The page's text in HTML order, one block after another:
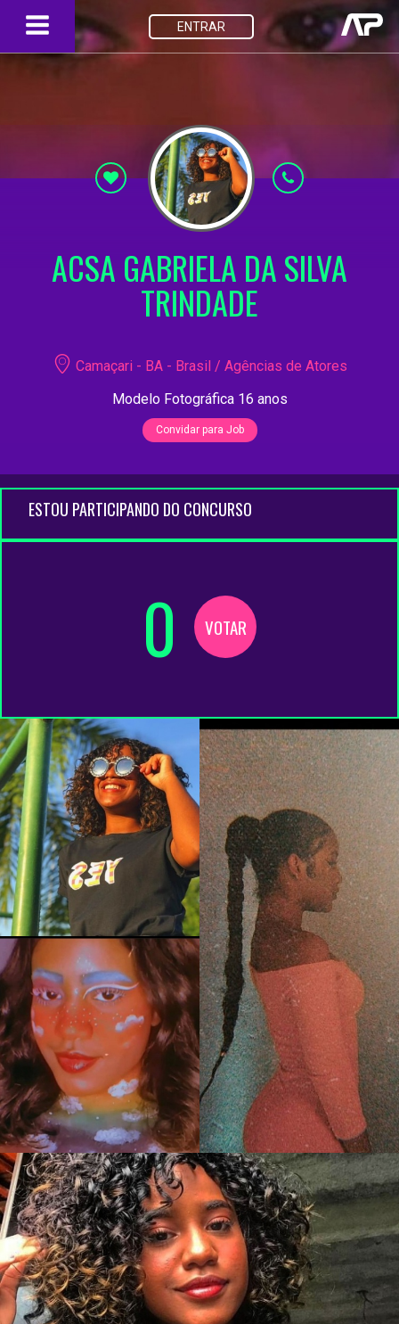
ENTRAR
ACSA GABRIELA DA SILVA
TRINDADE
Camaçari - BA - Brasil / Agências de Atores
Modelo Fotográfica 16 anos
Convidar para Job
ESTOU PARTICIPANDO DO CONCURSO
0 VOTAR